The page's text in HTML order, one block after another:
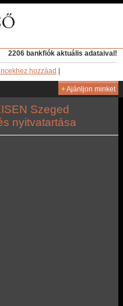
2206 bankfiók aktuális adataival!
hozzáad
+Ajánljon minket
Szeged
nyitvatartása